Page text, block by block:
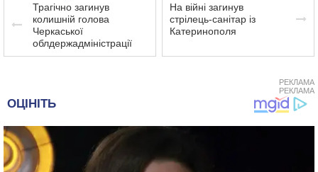
Трагічно загинув
колишній голова
Черкаської
облдержадміністрації
На війні загинув
стрілець-санітар із
Катеринополя
РЕКЛАМА
РЕКЛАМА